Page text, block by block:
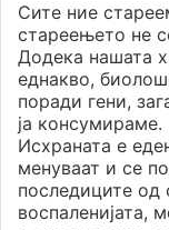
Сите ние
стареењето не
Додека нашата
еднакво,
поради гени,
ја консумираме.
Исхраната е
менуваат и се
последиците од
воспаленијата,